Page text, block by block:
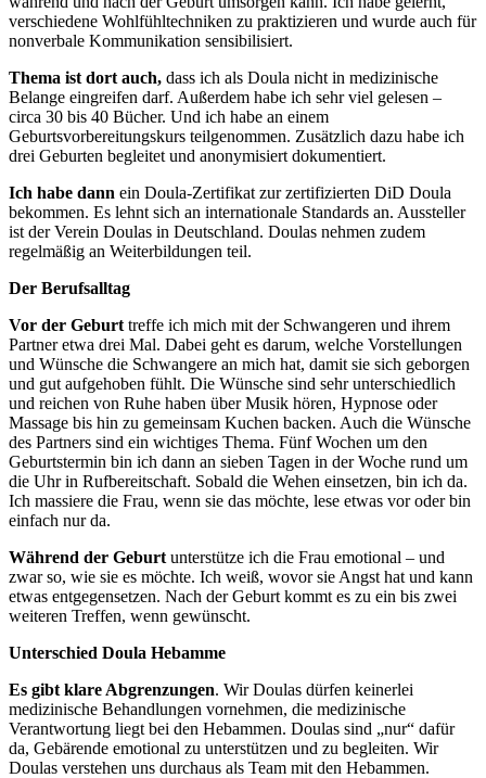
verschiedene Wohlfühltechniken zu praktizieren und wurde auch für
nonverbale Kommunikation sensibilisiert.
Thema ist dort auch, dass ich als Doula nicht in medizinische
Belange eingreifen darf. Außerdem habe ich sehr viel gelesen –
circa 30 bis 40 Bücher. Und ich habe an einem
Geburtsvorbereitungskurs teilgenommen. Zusätzlich dazu habe ich
drei Geburten begleitet und anonymisiert dokumentiert.
Ich habe dann ein Doula-Zertifikat zur zertifizierten DiD Doula
bekommen. Es lehnt sich an internationale Standards an. Aussteller
ist der Verein Doulas in Deutschland. Doulas nehmen zudem
regelmäßig an Weiterbildungen teil.
Der Berufsalltag
Vor der Geburt treffe ich mich mit der Schwangeren und ihrem
Partner etwa drei Mal. Dabei geht es darum, welche Vorstellungen
und Wünsche die Schwangere an mich hat, damit sie sich geborgen
und gut aufgehoben fühlt. Die Wünsche sind sehr unterschiedlich
und reichen von Ruhe haben über Musik hören, Hypnose oder
Massage bis hin zu gemeinsam Kuchen backen. Auch die Wünsche
des Partners sind ein wichtiges Thema. Fünf Wochen um den
Geburtstermin bin ich dann an sieben Tagen in der Woche rund um
die Uhr in Rufbereitschaft. Sobald die Wehen einsetzen, bin ich da.
Ich massiere die Frau, wenn sie das möchte, lese etwas vor oder bin
einfach nur da.
Während der Geburt unterstütze ich die Frau emotional – und
zwar so, wie sie es möchte. Ich weiß, wovor sie Angst hat und kann
etwas entgegensetzen. Nach der Geburt kommt es zu ein bis zwei
weiteren Treffen, wenn gewünscht.
Unterschied Doula Hebamme
Es gibt klare Abgrenzungen. Wir Doulas dürfen keinerlei
medizinische Behandlungen vornehmen, die medizinische
Verantwortung liegt bei den Hebammen. Doulas sind „nur“ dafür
da, Gebärende emotional zu unterstützen und zu begleiten. Wir
Doulas verstehen uns durchaus als Team mit den Hebammen.